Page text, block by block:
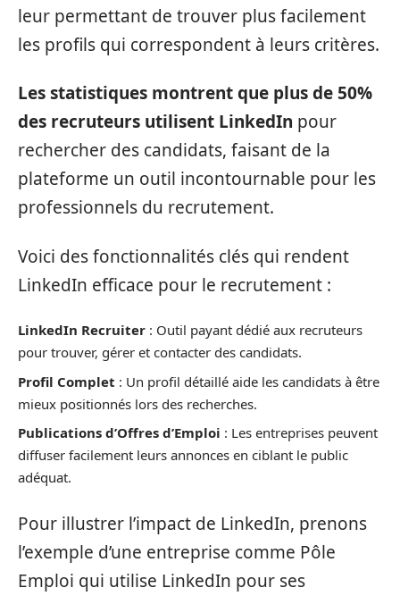
leur permettant de trouver plus facilement
les profils qui correspondent à leurs critères.
Les statistiques montrent que plus de 50%
des recruteurs utilisent LinkedIn pour
rechercher des candidats, faisant de la
plateforme un outil incontournable pour les
professionnels du recrutement.
Voici des fonctionnalités clés qui rendent
LinkedIn efficace pour le recrutement :
LinkedIn Recruiter : Outil payant dédié aux recruteurs
pour trouver, gérer et contacter des candidats.
Profil Complet : Un profil détaillé aide les candidats à être
mieux positionnés lors des recherches.
Publications d’Offres d’Emploi : Les entreprises peuvent
diffuser facilement leurs annonces en ciblant le public
adéquat.
Pour illustrer l’impact de LinkedIn, prenons
l’exemple d’une entreprise comme Pôle
Emploi qui utilise LinkedIn pour ses